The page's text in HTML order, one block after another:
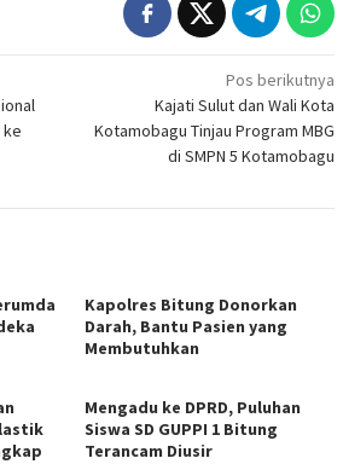
ke
Pos berikutnya
Kajati Sulut dan Wali Kota
Kotamobagu Tinjau Program MBG
di SMPN 5 Kotamobagu
Kapolres Bitung Donorkan
Darah, Bantu Pasien yang
Membutuhkan
Mengadu ke DPRD, Puluhan
Siswa SD GUPPI 1 Bitung
Terancam Diusir